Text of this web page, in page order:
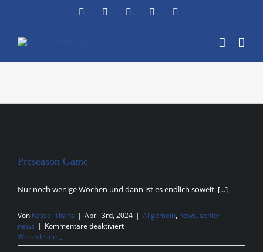
FacebookInstagramYouTubeFlickr
Preseason Game
Nur noch wenige Wochen und dann ist es endlich soweit. [...]
Von Kassel Titans | April 3rd, 2024 | Allgemein, news, senior
news | Kommentare deaktiviertfür
Game
Weiterlesen